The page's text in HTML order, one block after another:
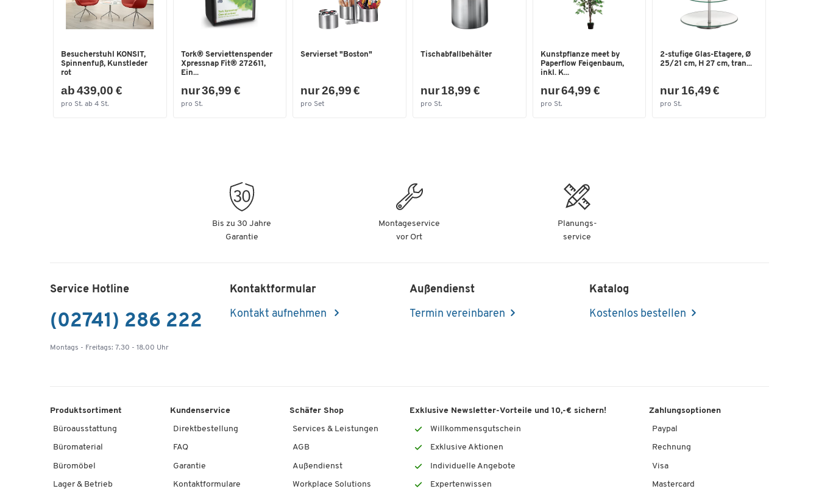
Farbe Eiche
Besucherstuhl KONSIT,
Spinnenfuß, Kunstleder
rot
ab 439,00 €
pro St. ab 4 St.
Tork® Serviettenspender
Xpressnap Fit® 272611,
Ein...
nur 36,99 €
pro St.
Servierset "Boston"
nur 26,99 €
pro Set
Tischabfallbehälter
nur 18,99 €
pro St.
Kunstpflanze meet by
Paperflow Feigenbaum,
inkl. K...
nur 64,99 €
pro St.
2-stufige Glas-Etagere, Ø
25/21 cm, H 27 cm, tran...
nur 16,49 €
pro St.
Bis zu 30 Jahre
Garantie
Montageservice
vor Ort
Planungs-
service
Service Hotline
(02741) 286 222
Montags - Freitags: 7.30 - 18.00 Uhr
Kontaktformular
Kontakt aufnehmen
Außendienst
Termin vereinbaren
Katalog
Kostenlos bestellen
Produktsortiment
Büroausstattung
Büromaterial
Büromöbel
Lager & Betrieb
Kundenservice
Direktbestellung
FAQ
Garantie
Kontaktformulare
Schäfer Shop
Services & Leistungen
AGB
Außendienst
Workplace Solutions
Exklusive Newsletter-Vorteile und 10,-€ sichern!
Willkommensgutschein
Exklusive Aktionen
Individuelle Angebote
Expertenwissen
Zahlungsoptionen
Paypal
Rechnung
Visa
Mastercard